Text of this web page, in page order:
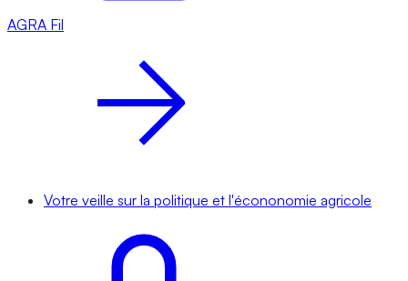
AGRA Fil
Votre veille sur la politique et l'écononomie agricole